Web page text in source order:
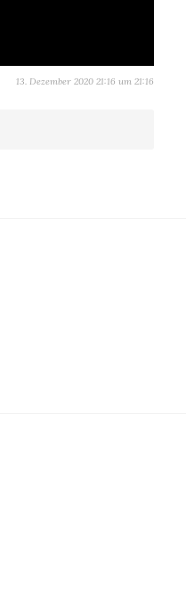
13. Dezember 2020 21:16 um 21:16